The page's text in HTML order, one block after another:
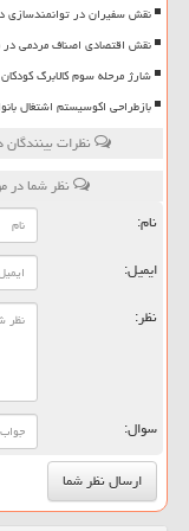
نقش سفیران در توانمندسازی
نقش اقتصادی اصناف مردمی
شارژ مرحله سوم کالابرگ کودکان
بازطراحی اکوسیستم اشتغال
نظرات
نظر شما در
نام:
ایمیل:
نظر:
سوال: